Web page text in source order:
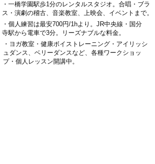
・一橋学園駅歩1分のレンタルスタジオ。 合唱・ブラ
ス・演劇の稽古、 音楽教室、上映会、 イベント まで。
・ 個人練習は最安700円/1hより。 J R中央線・国分
寺駅から電車で3分。
リーズナブルな料金。
・ ヨガ教室・ 健康ボイストレーニング ・ アイリッシ
ュダンス、ベリーダンスなど、各種ワークショッ
プ・ 個人レッスン開講中。